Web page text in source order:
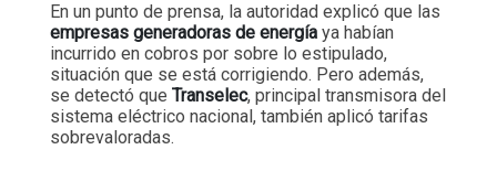
En un punto de prensa, la autoridad explicó que las
empresas generadoras de energía ya habían
incurrido en cobros por sobre lo estipulado,
situación que se está corrigiendo. Pero además,
se detectó que Transelec, principal transmisora del
sistema eléctrico nacional, también aplicó tarifas
sobrevaloradas.